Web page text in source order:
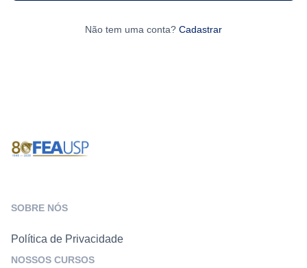
Não tem uma conta? Cadastrar
SOBRE NÓS
Política de Privacidade
NOSSOS CURSOS